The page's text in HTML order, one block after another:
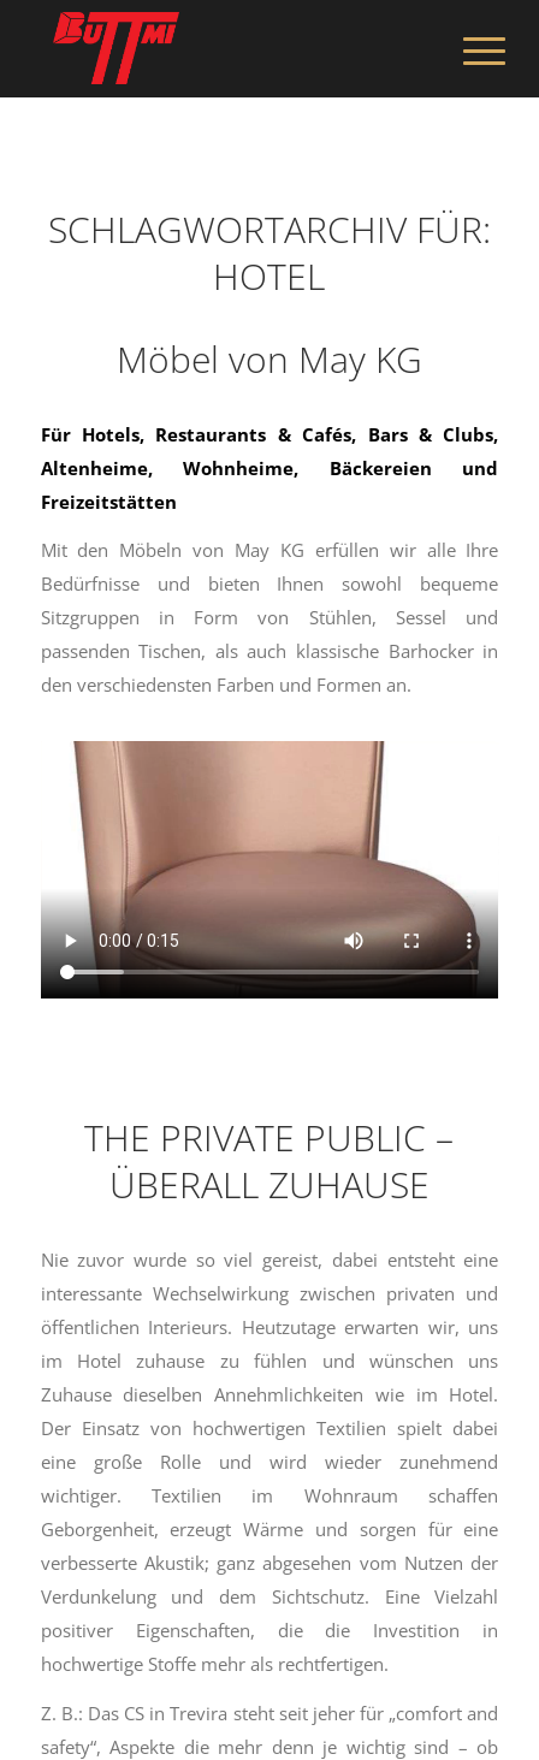
SCHLAGWORTARCHIV FÜR:
HOTEL
Möbel von May KG
Für Hotels, Restaurants & Cafés, Bars & Clubs,
Altenheime, Wohnheime, Bäckereien und
Freizeitstätten
Mit den Möbeln von May KG erfüllen wir alle Ihre
Bedürfnisse und bieten Ihnen sowohl bequeme
Sitzgruppen in Form von Stühlen, Sessel und
passenden Tischen, als auch klassische Barhocker in
den verschiedensten Farben und Formen an.
THE PRIVATE PUBLIC –
ÜBERALL ZUHAUSE
Nie zuvor wurde so viel gereist, dabei entsteht eine
interessante Wechselwirkung zwischen privaten und
öffentlichen Interieurs. Heutzutage erwarten wir, uns
im Hotel zuhause zu fühlen und wünschen uns
Zuhause dieselben Annehmlichkeiten wie im Hotel.
Der Einsatz von hochwertigen Textilien spielt dabei
eine große Rolle und wird wieder zunehmend
wichtiger. Textilien im Wohnraum schaffen
Geborgenheit, erzeugt Wärme und sorgen für eine
verbesserte Akustik; ganz abgesehen vom Nutzen der
Verdunkelung und dem Sichtschutz. Eine Vielzahl
positiver Eigenschaften, die die Investition in
hochwertige Stoffe mehr als rechtfertigen.
Z. B.: Das CS in Trevira steht seit jeher für „comfort and
safety“, Aspekte die mehr denn je wichtig sind – ob